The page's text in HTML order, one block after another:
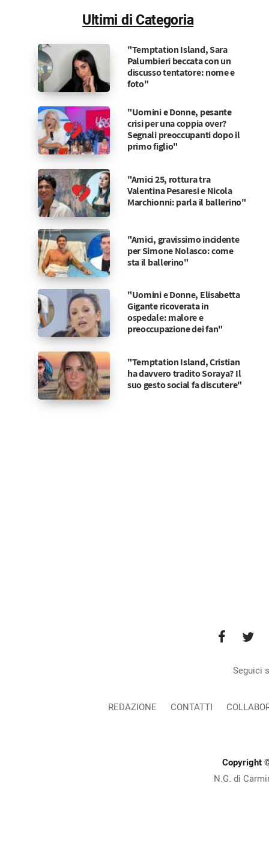
Ultimi di Categoria
"Temptation Island, Sara
Palumbieri beccata con un
discusso tentatore: nome e
foto"
"Uomini e Donne, pesante
crisi per una coppia over?
Segnali preoccupanti dopo il
primo figlio"
"Amici 25, rottura tra
Valentina Pesaresi e Nicola
Marchionni: parla il ballerino"
"Amici, gravissimo incidente
per Simone Nolasco: come
sta il ballerino"
"Uomini e Donne, Elisabetta
Gigante ricoverata in
ospedale: malore e
preoccupazione dei fan"
"Temptation Island, Cristian
ha davvero tradito Soraya? Il
suo gesto social fa discutere"
Seguici
REDAZIONE CONTATTI
Copyright
N.G. di